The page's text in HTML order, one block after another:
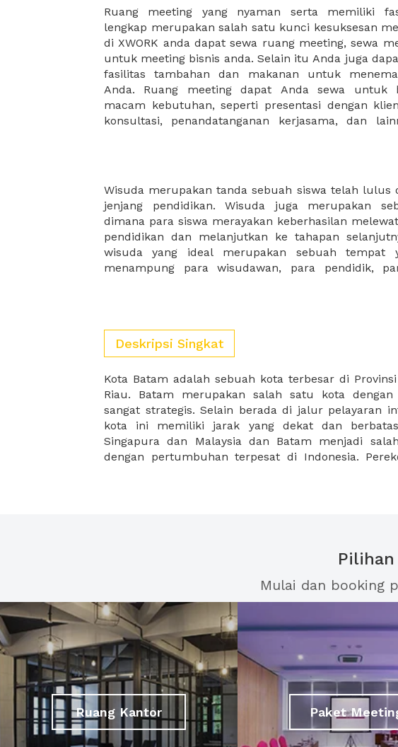
Ruang meeting yang nyaman serta memiliki
lengkap merupakan salah satu kunci kesuksesan
di XWORK anda dapat sewa ruang meeting, sewa
untuk meeting bisnis anda. Selain itu Anda juga
fasilitas tambahan dan makanan untuk
Anda. Ruang meeting dapat Anda sewa untuk
macam kebutuhan, seperti presentasi dengan
konsultasi, penandatanganan kerjasama, dan
meeting juga dapat diatur susunan tempat
kebutuhan dan ketersediaan ruangan. Ribuan
dapat Anda pilih berdasarkan corak interior,
strategis, harga yang sesuai dengan budget
ataupun disesuaikan dengan kebutuhan klien
meeting room di XWORK akan mempermudah
Wisuda merupakan tanda sebuah siswa telah lulus
jenjang pendidikan. Wisuda juga merupakan
dimana para siswa merayakan keberhasilan
pendidikan dan melanjutkan ke tahapan
wisuda yang ideal merupakan sebuah tempat
menampung para wisudawan, para pendidik,
instansi pendidikan dan juga keluarga
datang. Pilihlah tempat wisuda yang strategis,
lokasi yang mudah dijangkau, serta memiliki
Temukan dan sewa tempat wisuda di XWORK dan
Deskripsi Singkat
Kota Batam adalah sebuah kota terbesar di
Riau. Batam merupakan salah satu kota
sangat strategis. Selain berada di jalur pelayaran
kota ini memiliki jarak yang dekat dan
Singapura dan Malaysia dan Batam menjadi
dengan pertumbuhan terpesat di Indonesia.
Batam dapat berkembang secara pesat karena
industri berat dan ringan. Industri berat di
industri galangan kapal, industri fabrikasi,industri
logam, dan lainnya. Sedangkan industri
Mulai dan booking
Ruang Kantor Paket